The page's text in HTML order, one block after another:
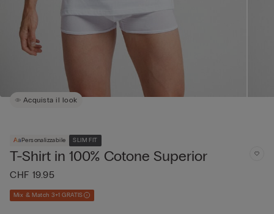
Acquista il look
Personalizzabile SLIM FIT
T-Shirt in 100% Cotone Superior
CHF 19.95
Mix & Match 3+1 GRATIS